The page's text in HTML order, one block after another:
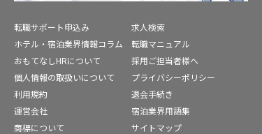
転職サポート申込み
求人検索
ホテル・宿泊業界情報コラム
転職マニュアル
おもてなしHRについて
採用ご担当者様へ
個人情報の取扱いについて
プライバシーポリシー
利用規約
退会手続き
運営会社
宿泊業界用語集
商標について
サイトマップ